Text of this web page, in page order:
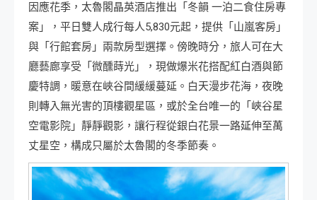
因應花季，太魯閣晶英酒店推出「冬韻 一泊二食住房專
案」，平日雙人成行每人5,830元起，提供「山嵐客房」
與「行館套房」兩款房型選擇。傍晚時分，旅人可在大
廳藝廊享受「微醺蒔光」，現做爆米花搭配紅白酒與節
慶特調，暖意在峽谷間緩緩蔓延。白天漫步花海，夜晚
則轉入無光害的頂樓觀星區，或於全台唯一的「峽谷星
空電影院」靜靜觀影，讓行程從銀白花景一路延伸至萬
丈星空，構成只屬於太魯閣的冬季節奏。